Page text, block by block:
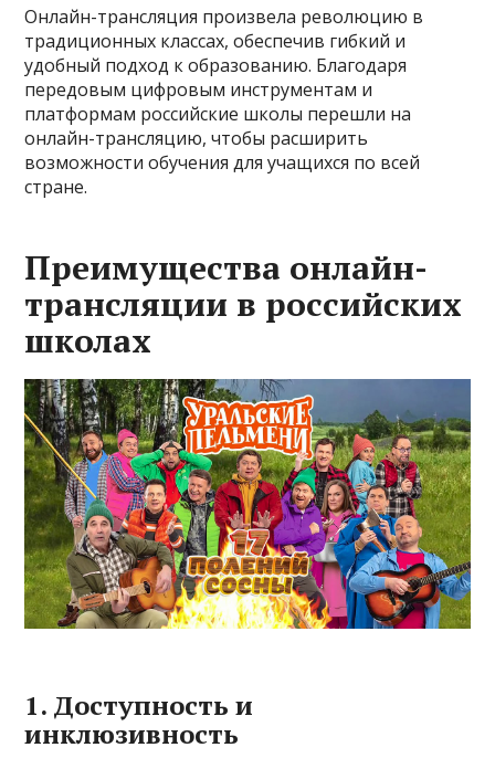
Онлайн-трансляция произвела революцию в
традиционных классах, обеспечив гибкий и
удобный подход к образованию. Благодаря
передовым цифровым инструментам и
платформам российские школы перешли на
онлайн-трансляцию, чтобы расширить
возможности обучения для учащихся по всей
стране.
Преимущества онлайн-
трансляции в российских
школах
1. Доступность и
инклюзивность